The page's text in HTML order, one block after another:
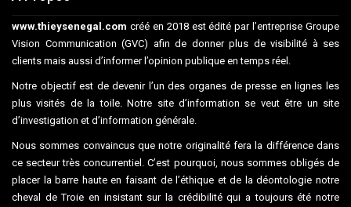
www.thieysenegal.com créé en 2018 est édité par l’entreprise Groupe
Vision Communication (GVC) afin de donner plus de visibilité à ses
clients mais aussi d’informer l’opinion publique en temps réel.
Notre objectif est de devenir l’un des organes de presse en lignes les
plus visités de la toile. Notre site d’information se veut être un site
d’investigation et d’information générale.
Nous sommes convaincus que notre originalité fera la différence dans
ce secteur très concurrentiel. C’est pourquoi, nous sommes obligés de
placer la barre haute en faisant de l’éthique et de la déontologie notre
cheval de Troie en insistant sur la crédibilité qui a toujours été notre